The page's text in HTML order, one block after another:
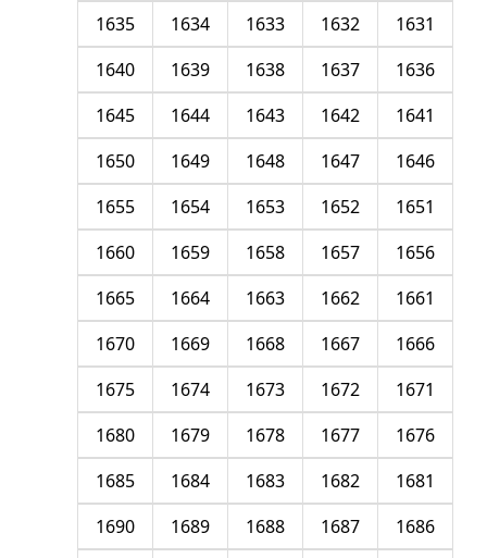
1631
1632
1633
1634
1635
1636
1637
1638
1639
1640
1641
1642
1643
1644
1645
1646
1647
1648
1649
1650
1651
1652
1653
1654
1655
1656
1657
1658
1659
1660
1661
1662
1663
1664
1665
1666
1667
1668
1669
1670
1671
1672
1673
1674
1675
1676
1677
1678
1679
1680
1681
1682
1683
1684
1685
1686
1687
1688
1689
1690